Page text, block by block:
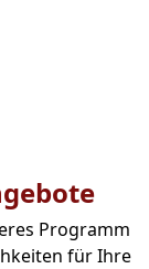
Programm
für Ihre